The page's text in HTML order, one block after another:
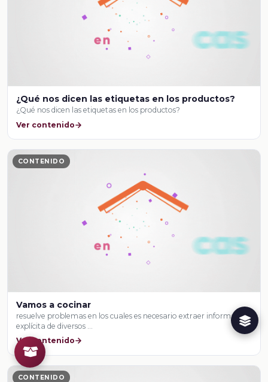
¿Qué nos dicen las etiquetas en los productos?
¿Qué nos dicen las etiquetas en los productos?
Ver contenido
CONTENIDO
Vamos a cocinar
resuelve problemas en los cuales es necesario extraer información
explícita de diversos …
Ver contenido
CONTENIDO